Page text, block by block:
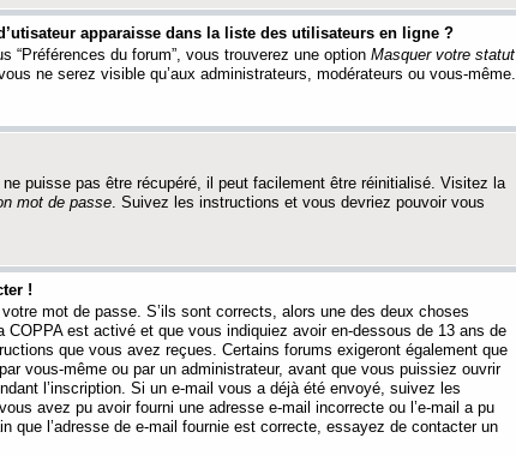
apparaisse dans la liste des utilisateurs en ligne ?
“Préférences du forum”, vous trouverez une option Masquer votre statut
ne serez visible qu’aux administrateurs, modérateurs ou vous-même.
puisse pas être récupéré, il peut facilement être réinitialisé. Visitez la
mot de passe. Suivez les instructions et vous devriez pouvoir vous
!
mot de passe. S’ils sont corrects, alors une des deux choses
COPPA est activé et que vous indiquiez avoir en-dessous de 13 ans de
que vous avez reçues. Certains forums exigeront également que
vous-même ou par un administrateur, avant que vous puissiez ouvrir
l’inscription. Si un e-mail vous a déjà été envoyé, suivez les
avez pu avoir fourni une adresse e-mail incorrecte ou l’e-mail a pu
que l’adresse de e-mail fournie est correcte, essayez de contacter un